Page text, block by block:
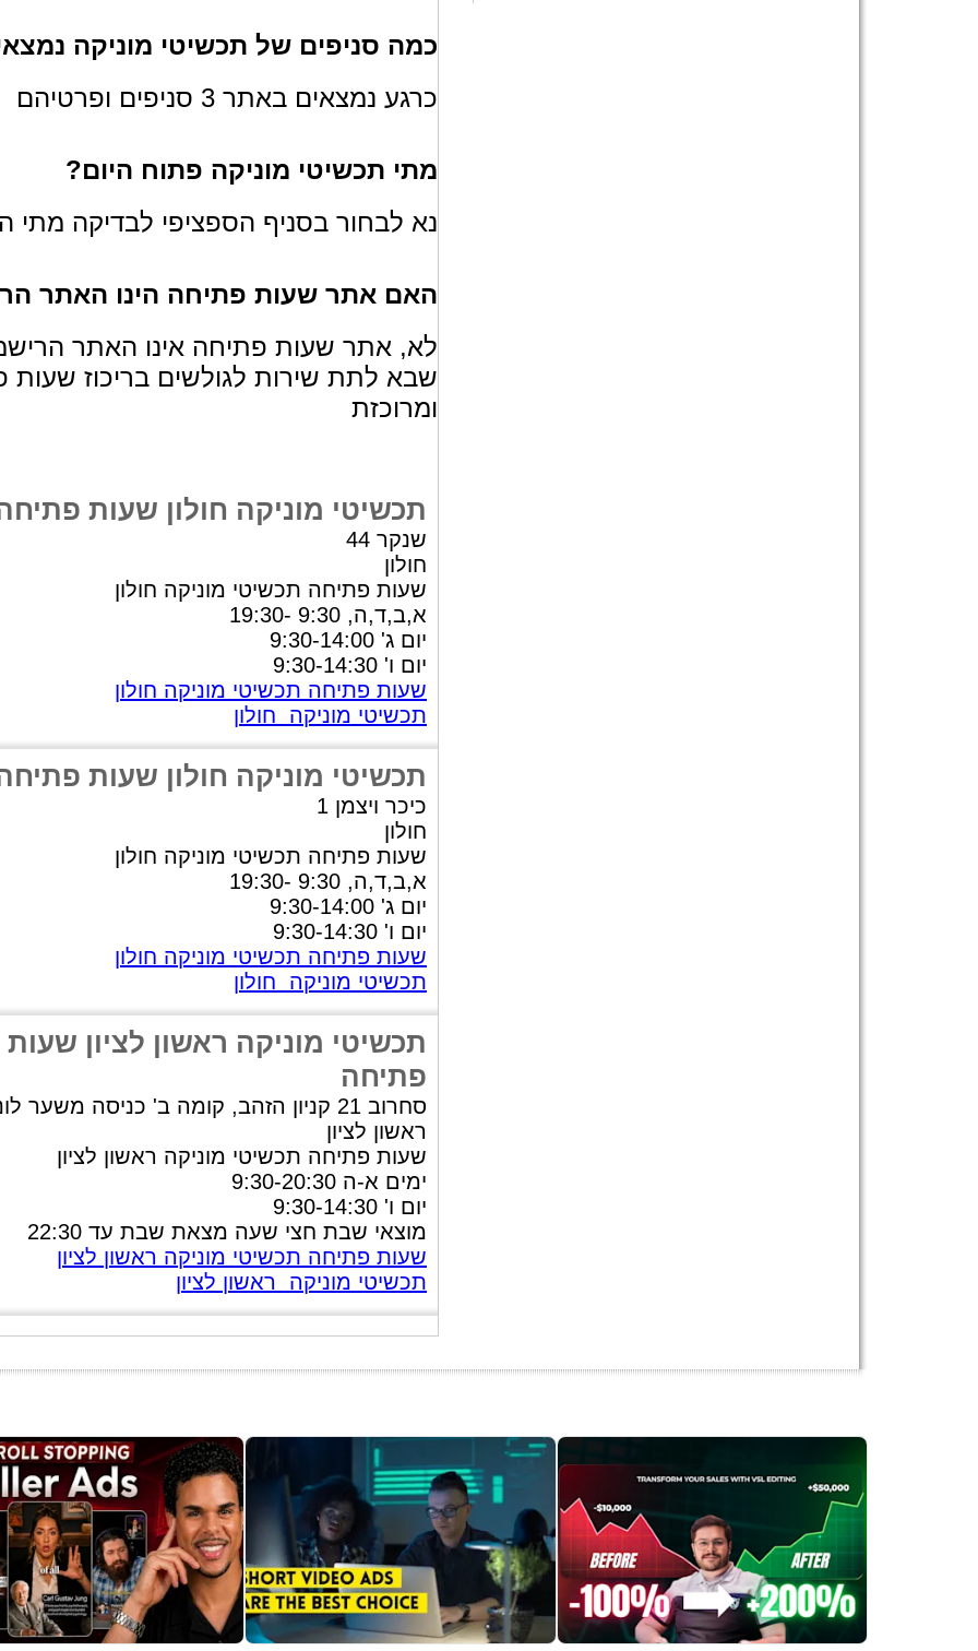
כמה סניפים של תכשיטי מוניקה
כרגע נמצאים באתר 3 סניפים ופרטיהם
מתי תכשיטי מוניקה פתוח היום?
נא לבחור בסניף הספציפי לבדיקה מתי
האם אתר שעות פתיחה הינו האתר
לא, אתר שעות פתיחה אינו האתר
שבא לתת שירות לגולשים בריכוז
ומרוכזת
תכשיטי מוניקה חולון שעות
שנקר 44
חולון
שעות פתיחה תכשיטי מוניקה חולון
א,ב,ד,ה, 9:30 -19:30
יום ג' 9:30-14:00
יום ו' 9:30-14:30
שעות פתיחה תכשיטי מוניקה חולון
תכשיטי מוניקה חולון
תכשיטי מוניקה חולון שעות
כיכר ויצמן 1
חולון
שעות פתיחה תכשיטי מוניקה חולון
א,ב,ד,ה, 9:30 -19:30
יום ג' 9:30-14:00
יום ו' 9:30-14:30
שעות פתיחה תכשיטי מוניקה חולון
תכשיטי מוניקה חולון
תכשיטי מוניקה ראשון לציון שעות
פתיחה
סחרוב 21 קניון הזהב, קומה ב' כניסה משער לונדון
ראשון לציון
שעות פתיחה תכשיטי מוניקה ראשון לציון
ימים א-ה 9:30-20:30
יום ו' 9:30-14:30
מוצאי שבת חצי שעה מצאת שבת עד 22:30
שעות פתיחה תכשיטי מוניקה ראשון לציון
תכשיטי מוניקה ראשון לציון